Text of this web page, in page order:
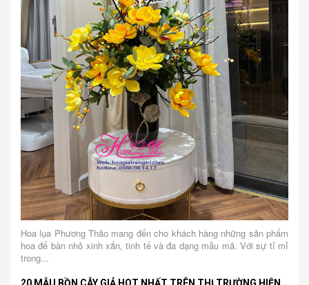
Hoa lụa Phương Thảo mang đến cho khách hàng những sản phẩm
hoa để bàn nhỏ xinh xắn, tinh tế và đa dạng mẫu mã. Với sự tỉ mỉ
trong...